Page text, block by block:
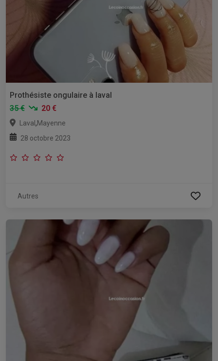
Prothésiste ongulaire à laval
35 €
20 €
Laval ,Mayenne
28 octobre 2023
Autres